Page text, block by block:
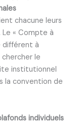
chacune leurs
« Compte à
différent à
le
institutionnel
la convention de
individuels